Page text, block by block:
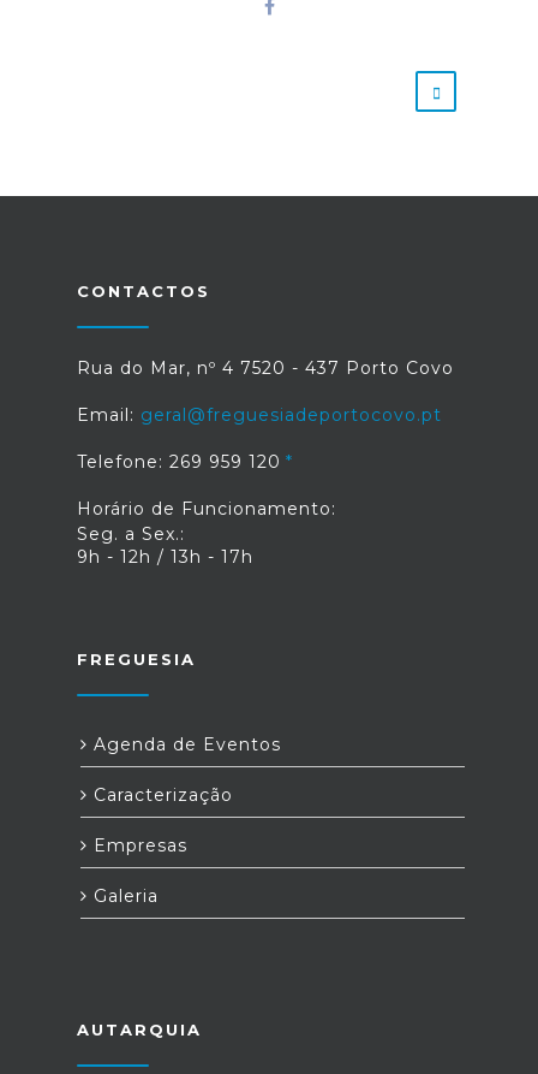
CONTACTOS
Rua do Mar, nº 4 7520 - 437 Porto Covo
Email: geral@freguesiadeportocovo.pt
Telefone: 269 959 120
Horário de Funcionamento:
Seg. a Sex.:
9h - 12h / 13h - 17h
FREGUESIA
Agenda de Eventos
Caracterização
Empresas
Galeria
AUTARQUIA